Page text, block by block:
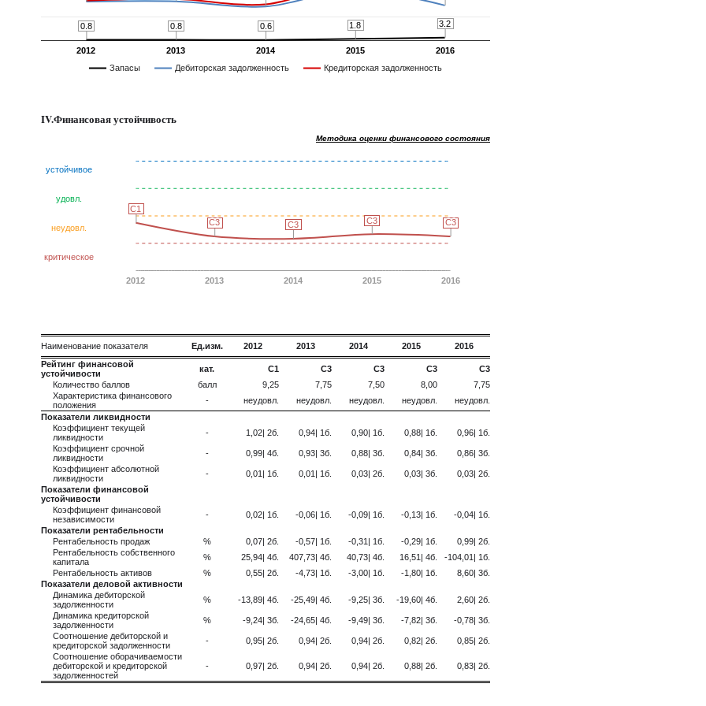
Запасы Дебиторская задолженность Кредиторская задолженность
2012 2013 2014 2015 2016
0.8
0.8 0.8
0.8 0.6
0.6 1.8
1.8 3.2
3.2
IV.Финансовая устойчивость
Методика оценки финансового состояния
устойчивое
удовл.
неудовл.
критическое
2012 2013 2014 2015 2016
C1
C1
C3
C3 C3
C3 C3
C3 C3
C3
Наименование показателя Ед.изм. 2012 2013 2014 2015
2016
Рейтинг финансовой
устойчивости
кат. C1 C3 C3 C3
C3
Количество баллов
балл 9,25 7,75 7,50 8,00
7,75
Характеристика финансового
положения
- неудовл. неудовл. неудовл. неудовл.
неудовл.
Показатели ликвидности
Коэффициент текущей
ликвидности
- 1,02| 2б. 0,94| 1б. 0,90| 1б. 0,88| 1б.
0,96| 1б.
Коэффициент срочной
ликвидности
- 0,99| 4б. 0,93| 3б. 0,88| 3б. 0,84| 3б.
0,86| 3б.
Коэффициент абсолютной
ликвидности
- 0,01| 1б. 0,01| 1б. 0,03| 2б. 0,03| 3б.
0,03| 2б.
Показатели финансовой
устойчивости
Коэффициент финансовой
независимости
- 0,02| 1б. -0,06| 1б. -0,09| 1б. -0,13| 1б.
-0,04| 1б.
Показатели рентабельности
Рентабельность продаж
% 0,07| 2б. -0,57| 1б. -0,31| 1б. -0,29| 1б.
0,99| 2б.
Рентабельность собственного
капитала
% 25,94| 4б. 407,73| 4б. 40,73| 4б. 16,51| 4б.
-104,01| 1б.
Рентабельность активов
% 0,55| 2б. -4,73| 1б. -3,00| 1б. -1,80| 1б.
8,60| 3б.
Показатели деловой активности
Динамика дебиторской
задолженности
% -13,89| 4б. -25,49| 4б. -9,25| 3б. -19,60| 4б.
2,60| 2б.
Динамика кредиторской
задолженности
% -9,24| 3б. -24,65| 4б. -9,49| 3б. -7,82| 3б.
-0,78| 3б.
Соотношение дебиторской и
кредиторской задолженности
- 0,95| 2б. 0,94| 2б. 0,94| 2б. 0,82| 2б.
0,85| 2б.
Соотношение оборачиваемости
дебиторской и кредиторской
задолженностей
- 0,97| 2б. 0,94| 2б. 0,94| 2б. 0,88| 2б. 0,83| 2б.